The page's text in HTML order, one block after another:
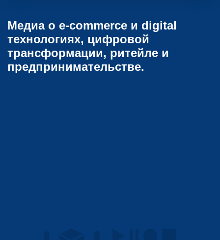
Медиа о e-commerce и digital
технологиях, цифровой
трансформации, ритейле и
предпринимательстве.